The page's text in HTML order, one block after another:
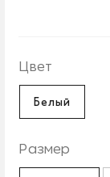
Цвет
Белый
Размер